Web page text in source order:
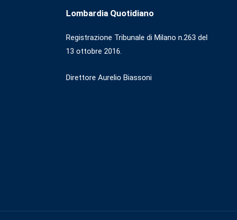
Lombardia Quotidiano
Registrazione Tribunale di Milano n.263 del
13 ottobre 2016.
Direttore Aurelio Biassoni